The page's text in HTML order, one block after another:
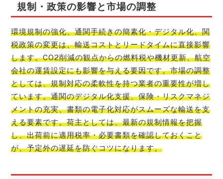
規制・政策の影響と市場の調整
環境規制の強化、通関手続きの簡素化・デジタル化、関
税政策の変更は、輸送コストとリードタイムに直接影響
します。CO2削減の観点からの燃料税や機材更新、航空
会社の運賃設定にも影響を与える要因です。市場の調整
としては、規制対応の柔軟性を持つ業者の重要性が増し
ています。通関のデジタル化支援、保険・リスクマネジ
メントの充実、書類の電子化対応がスムーズな輸送を支
える要素です。荷主としては、最新の規制情報を把握
し、出荷前に適用税率・必要書類を確認しておくこと
が、予定外の遅延を防ぐコツになります。